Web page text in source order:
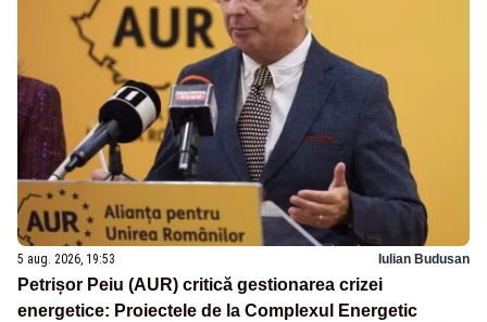
5 aug. 2026, 19:53 Iulian Budusan
Petrișor Peiu (AUR) critică gestionarea crizei
energetice: Proiectele de la Complexul Energetic